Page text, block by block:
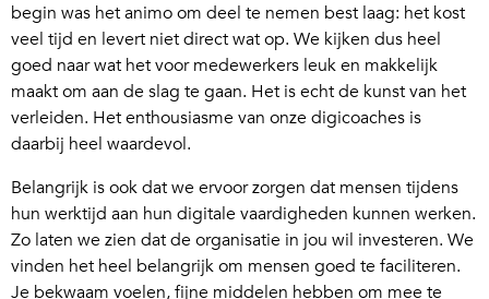
begin was het animo om deel te nemen best laag: het kost
veel tijd en levert niet direct wat op. We kijken dus heel
goed naar wat het voor medewerkers leuk en makkelijk
maakt om aan de slag te gaan. Het is echt de kunst van het
verleiden. Het enthousiasme van onze digicoaches is
daarbij heel waardevol.
Belangrijk is ook dat we ervoor zorgen dat mensen tijdens
hun werktijd aan hun digitale vaardigheden kunnen werken.
Zo laten we zien dat de organisatie in jou wil investeren. We
vinden het heel belangrijk om mensen goed te faciliteren.
Je bekwaam voelen, fijne middelen hebben om mee te